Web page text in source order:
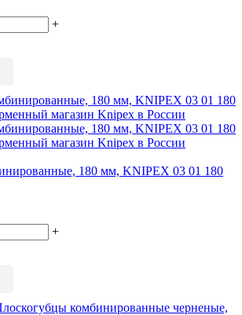
+
180 мм, KNIPEX 03 01 180
+